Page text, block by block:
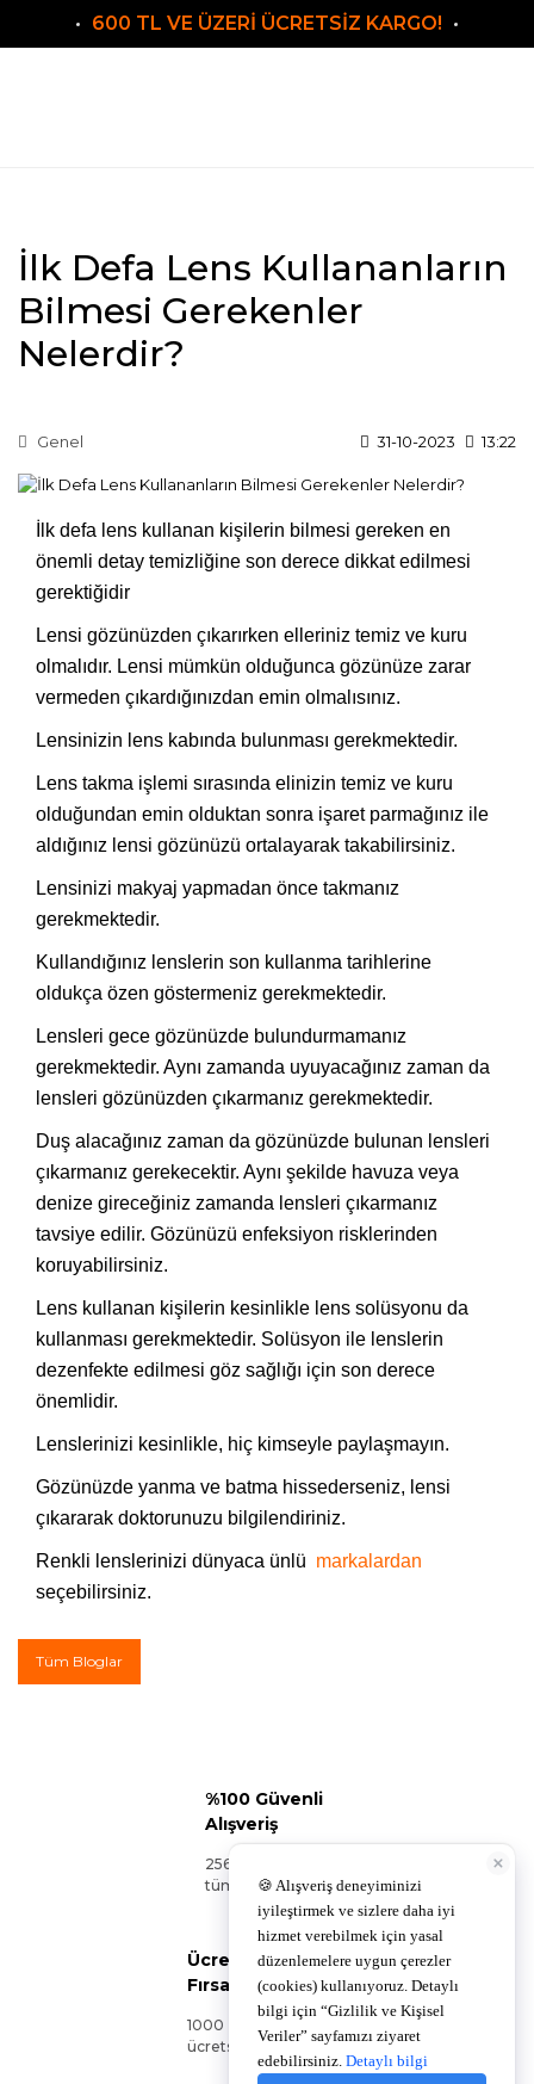
600 TL VE ÜZERİ ÜCRETSİZ KARGO!
İlk Defa Lens Kullananların
Bilmesi Gerekenler
Nelerdir?
Genel 31-10-2023 13:22
İlk defa lens kullanan kişilerin bilmesi gereken en
önemli detay temizliğine son derece dikkat edilmesi
gerektiğidir
Lensi gözünüzden çıkarırken elleriniz temiz ve kuru
olmalıdır. Lensi mümkün olduğunca gözünüze zarar
vermeden çıkardığınızdan emin olmalısınız.
Lensinizin lens kabında bulunması gerekmektedir.
Lens takma işlemi sırasında elinizin temiz ve kuru
olduğundan emin olduktan sonra işaret parmağınız ile
aldığınız lensi gözünüzü ortalayarak takabilirsiniz.
Lensinizi makyaj yapmadan önce takmanız
gerekmektedir.
Kullandığınız lenslerin son kullanma tarihlerine
oldukça özen göstermeniz gerekmektedir.
Lensleri gece gözünüzde bulundurmamanız
gerekmektedir. Aynı zamanda uyuyacağınız zaman da
lensleri gözünüzden çıkarmanız gerekmektedir.
Duş alacağınız zaman da gözünüzde bulunan lensleri
çıkarmanız gerekecektir. Aynı şekilde havuza veya
denize gireceğiniz zamanda lensleri çıkarmanız
tavsiye edilir. Gözünüzü enfeksiyon risklerinden
koruyabilirsiniz.
Lens kullanan kişilerin kesinlikle lens solüsyonu da
kullanması gerekmektedir. Solüsyon ile lenslerin
dezenfekte edilmesi göz sağlığı için son derece
önemlidir.
Lenslerinizi kesinlikle, hiç kimseyle paylaşmayın.
Gözünüzde yanma ve batma hissederseniz, lensi
çıkararak doktorunuzu bilgilendiriniz.
Renkli lenslerinizi dünyaca ünlü markalardan
seçebilirsiniz.
Tüm Bloglar
%100 Güvenli
Alışveriş
256Bit SSL sertifikası ile
tüm siparişleriniz güvende.
Ücretsiz Kargo
Fırsatı!
1000 TL ve üzeri siparişlerinizde
ücretsiz kargo!